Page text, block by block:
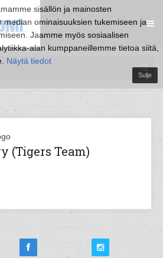
sisällön ja mainosten
median ominaisuuksien tukemiseen ja
Jaamme myös sosiaalisen
alan kumppaneillemme tietoa siitä,
Näytä tiedot
Sulje
(Tigers Team)